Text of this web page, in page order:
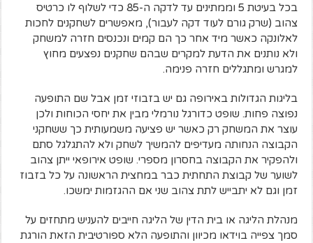
בכל בעיטת 5 וממתינים עד לדקה ה-85 כדי לשלוף לו כרטיס
צהוב (שרק גורם לעוד דקה לעבור), מאפשרים לשחקנים לחכות
לאלונקה כאשר מיד אחר כך הם קמים ונכנסים חזרה למשחק
ולא נותנים את הדעת למקרים שבהם שחקנים נפצעים מחוץ
למגרש ומתגללים חזרה פנימה.
בליגות הגדולות באירופה גם יש בזבוזי זמן אבל שם התופעה
נפוצה פחות. שופט כדורגל נורמלי מבין את יחסי הכוחות ולכן
עוצר את המשחק רק כאשר יש פציעה משמעותית כך ששחקני
הקבוצה הנחותה מעדיפים להמשיך לשחק ולא להתגלגל סתם
ולהפקיר את הקבוצה בחסרון מספרי. שופט אירופאי ייתן צהוב
לשוער של קבוצת התחתית כבר במחצית הראשונה על כל בזבוז
זמן וגם לא יתבייש לתת צהוב שני אם ההגזמות ימשכו.
מנהלת הליגה או בית הדין של הליגה חייבים להעניש מתחזים על
סמך צפייה בוידאו מכיוון והתופעה הלא ספורטיבית הזאת הורגת